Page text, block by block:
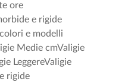
ore
e rigide
e modelli
Medie cmValigie
LeggereValigie
rigide